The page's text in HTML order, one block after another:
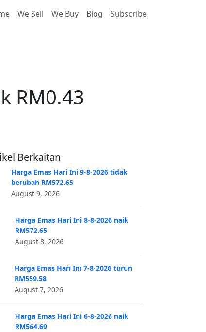
We Sell We Buy Blog Subscribe
RM0.43
Berkaitan
Harga Emas Hari Ini 9-8-2026 tidak
berubah RM572.65
August 9, 2026
Harga Emas Hari Ini 8-8-2026 naik
RM572.65
August 8, 2026
Harga Emas Hari Ini 7-8-2026 turun
RM559.58
August 7, 2026
Harga Emas Hari Ini 6-8-2026 naik
RM564.69